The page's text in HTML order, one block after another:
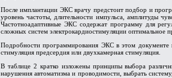
После имплантации ЭКС врачу предстоит подбор и
уровень частоты, длительности импульса, амплитуды
Частотноадаптивные ЭКС содержат программу для
сложных систем электрокардиостимуляции
Подробности программирования ЭКС в этом документе
стимуляция предсердия или двухкамерная стимуляция.
В таблице 2 кратко изложены принципы выбора
нарушения автоматизма и проводимости, выбрать